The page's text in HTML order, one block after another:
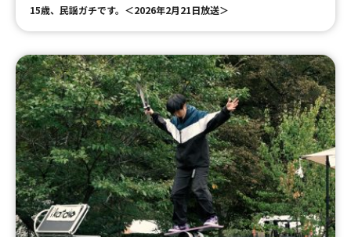
15歳、民謡ガチです。＜2026年2月21日放送＞